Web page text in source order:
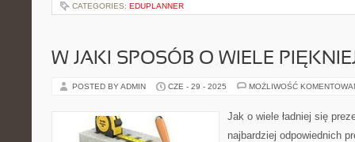
CATEGORIES: EDUPLANNER
W JAKI SPOSÓB O WIELE
POSTED BY ADMIN CZE - 29 - 2025 MOŻLIWOŚĆ
Jak o wiele ładniej się
najbardziej odpowiednich